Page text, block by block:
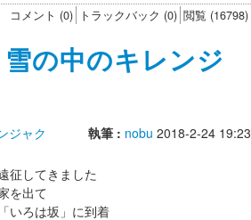
コメント (0) トラックバック (0) 閲覧 (16798)
の中のキレンジ
ジャク 執筆 : nobu 2018-2-24 19:23
征してきました
を出て
いろは坂」に到着